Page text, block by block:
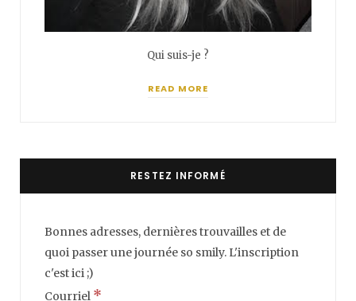
Qui suis-je ?
READ MORE
RESTEZ INFORMÉ
Bonnes adresses, dernières trouvailles et de
quoi passer une journée so smily. L'inscription
c'est ici ;)
Courriel *